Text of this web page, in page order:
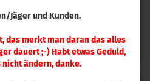
Jäger und Kunden.
das merkt man daran das alles
dauert ;-) Habt etwas Geduld,
ändern, danke.
Magpul Schaftzubehör